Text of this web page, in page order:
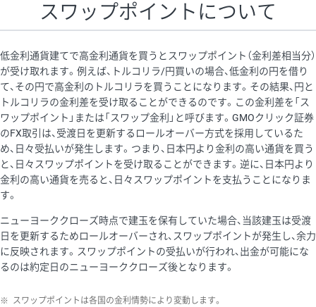
スワップポイントについて
低金利通貨建てで高金利通貨を買うとスワップポイント（金利差相当分）
が受け取れます。例えば、トルコリラ/円買いの場合、低金利の円を借り
て、その円で高金利のトルコリラを買うことになります。その結果、円と
トルコリラの金利差を受け取ることができるのです。この金利差を「ス
ワップポイント」または「スワップ金利」と呼びます。GMOクリック証券
のFX取引は、受渡日を更新するロールオーバー方式を採用しているた
め、日々受払いが発生します。つまり、日本円より金利の高い通貨を買う
と、日々スワップポイントを受け取ることができます。逆に、日本円より
金利の高い通貨を売ると、日々スワップポイントを支払うことになりま
す。
ニューヨーククローズ時点で建玉を保有していた場合、当該建玉は受渡
日を更新するためロールオーバーされ、スワップポイントが発生し、余力
に反映されます。スワップポイントの受払いが行われ、出金が可能にな
るのは約定日のニューヨーククローズ後となります。
※ スワップポイントは各国の金利情勢により変動します。